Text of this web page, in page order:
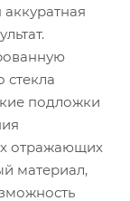
стекла
подложки
отражающих
материал,